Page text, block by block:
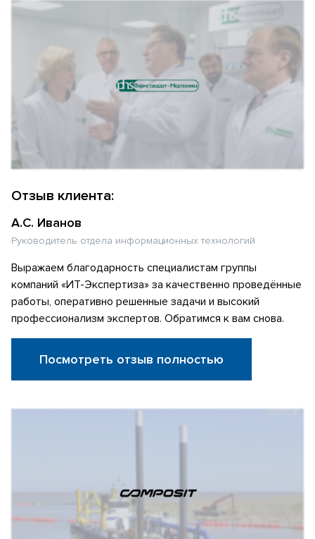
Отзыв клиента:
А.С. Иванов
Руководитель отдела информационных технологий
Выражаем благодарность специалистам группы
компаний «ИТ-Экспертиза» за качественно проведённые
работы, оперативно решенные задачи и высокий
профессионализм экспертов. Обратимся к вам снова.
Посмотреть отзыв полностью